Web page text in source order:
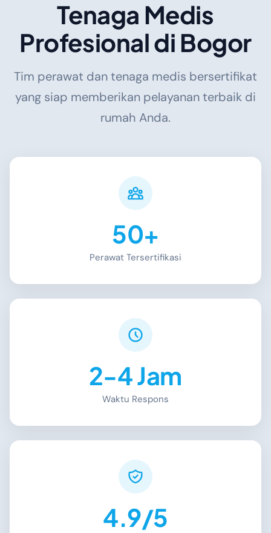
Tenaga Medis
Profesional di Bogor
Tim perawat dan tenaga medis bersertifikat
yang siap memberikan pelayanan terbaik di
rumah Anda.
50+
Perawat Tersertifikasi
2-4 Jam
Waktu Respons
4.9/5